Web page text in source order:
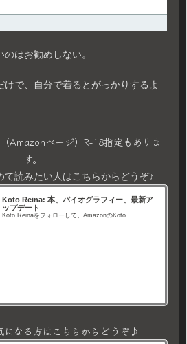
はお勧めしない。
けで、自分で着るとがっかりするよ
Amazonページ）R-18指定もありま
す。
て読みたい人はこちらからどうぞ♪
Koto Reina: 本、バイオグラフィー、最新ア
ップデート
Koto Reinaをフォローして、AmazonのKoto ...
になる方はこちらからどうぞ♪